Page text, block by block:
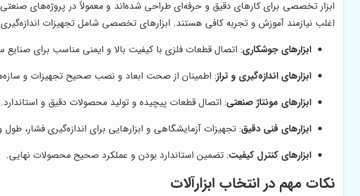
ابزار تخصصی برای کارهای دقیق و حرفه‌ای طراحی شده‌اند و معمولاً در پروژه‌های
اغلب نیازمند آموزش و تجربه کافی هستند. ابزارهای تخصصی شامل تجهیزات
ابزارهای جوشکاری: اتصال قطعات فلزی با کیفیت بالا و ایمنی مناسب برای
ابزارهای اندازه‌گیری و تراز: اطمینان از صحت ابعاد و نصب صحیح تجهیزات و
ابزارهای مونتاژ صنعتی: اتصال قطعات پیچیده و تولید محصولات دقیق و استاندارد.
ابزارهای فنی دقیق: تجهیزات آزمایشگاهی و ابزارهایی برای اندازه‌گیری فشار، طول
ابزارهای کنترل کیفیت: تضمین استاندارد بودن و عملکرد صحیح محصولات نهایی.
نکات مهم در انتخاب ابزارآلات